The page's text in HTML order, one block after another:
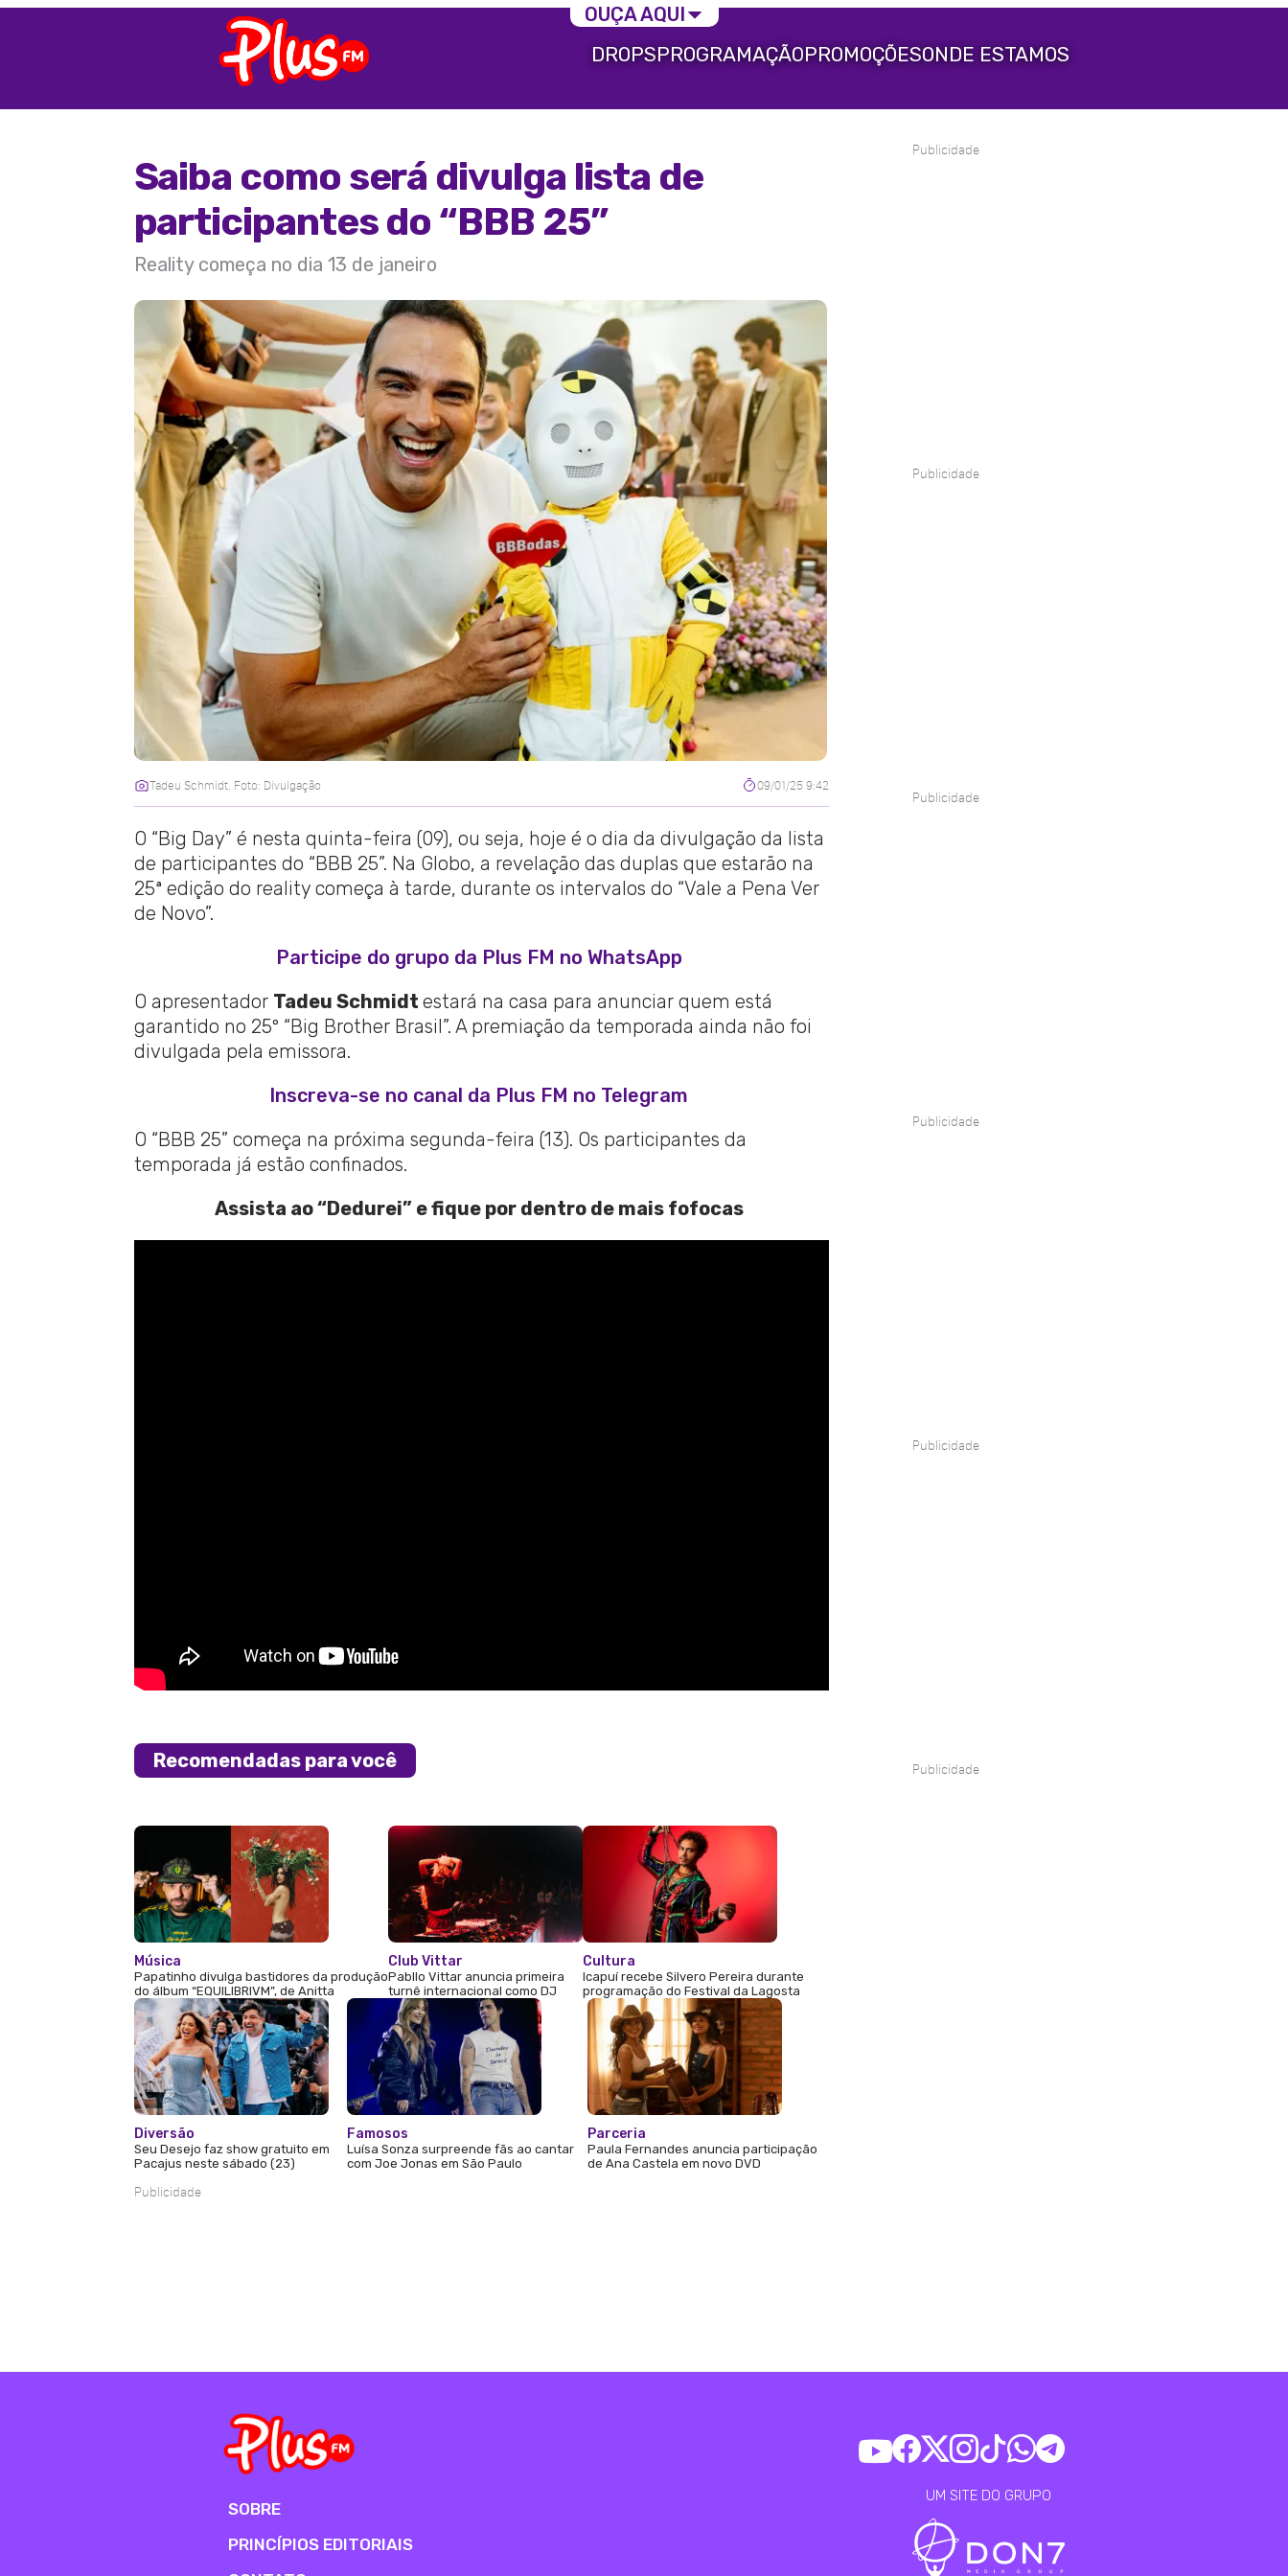
DROPSPROGRAMAÇÃOPROMOÇÕESONDE ESTAMOS
Saiba como será divulga lista de
participantes do “BBB 25”
Reality começa no dia 13 de janeiro
Tadeu Schmidt. Foto: Divulgação 09/01/25 9:42
O “Big Day” é nesta quinta-feira (09), ou seja, hoje é o dia da divulgação da lista
de participantes do “BBB 25”. Na Globo, a revelação das duplas que estarão na
25ª edição do reality começa à tarde, durante os intervalos do “Vale a Pena Ver
de Novo”.
Participe do grupo da Plus FM no WhatsApp
O apresentador Tadeu Schmidt estará na casa para anunciar quem está
garantido no 25º “Big Brother Brasil”. A premiação da temporada ainda não foi
divulgada pela emissora.
Inscreva-se no canal da Plus FM no Telegram
O “BBB 25” começa na próxima segunda-feira (13). Os participantes da
temporada já estão confinados.
Assista ao “Dedurei” e fique por dentro de mais fofocas
Recomendadas para você
Música
Papatinho divulga bastidores da produção
do álbum “EQUILIBRIVM”, de Anitta
Club Vittar
Pabllo Vittar anuncia primeira
turnê internacional como DJ
Cultura
Icapuí recebe Silvero Pereira durante
programação do Festival da Lagosta
Diversão
Seu Desejo faz show gratuito em
Pacajus neste sábado (23)
Famosos
Luísa Sonza surpreende fãs ao cantar
com Joe Jonas em São Paulo
Parceria
Paula Fernandes anuncia participação
de Ana Castela em novo DVD
Publicidade
Publicidade
Publicidade
Publicidade
Publicidade
Publicidade
Publicidade
SOBRE
PRINCÍPIOS EDITORIAIS
UM SITE DO GRUPO
OUÇA AQUI